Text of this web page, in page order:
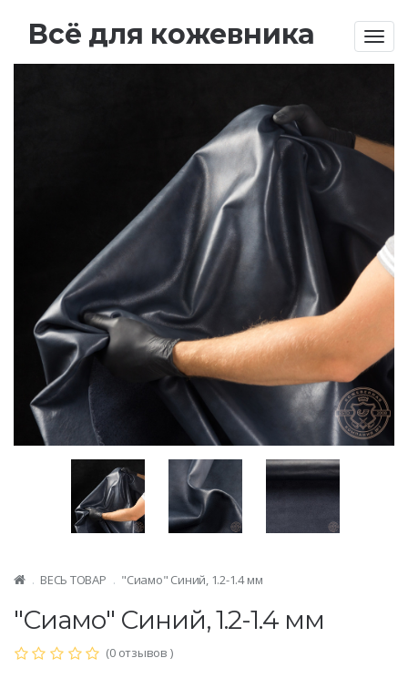
Всё для кожевника
ВЕСЬ ТОВАР "Сиамо" Синий, 1.2-1.4 мм
"Сиамо" Синий, 1.2-1.4 мм
(0 отзывов )